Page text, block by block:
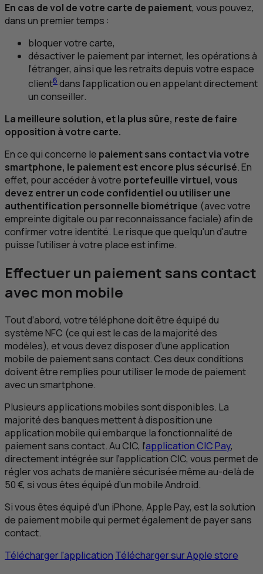
En cas de vol de votre carte de paiement, vous pouvez,
dans un premier temps :
bloquer votre carte,
désactiver le paiement par internet, les opérations à
l’étranger, ainsi que les retraits depuis votre espace
client6 dans l’application ou en appelant directement
un conseiller.
La meilleure solution, et la plus sûre, reste de faire
opposition à votre carte.
En ce qui concerne le paiement sans contact via votre
smartphone, le paiement est encore plus sécurisé. En
effet, pour accéder à votre portefeuille virtuel, vous
devez entrer un code confidentiel ou utiliser une
authentification personnelle biométrique (avec votre
empreinte digitale ou par reconnaissance faciale) afin de
confirmer votre identité. Le risque que quelqu'un d'autre
puisse l'utiliser à votre place est infime.
Effectuer un paiement sans contact
avec mon mobile
Tout d’abord, votre téléphone doit être équipé du
systèmeNFC (ce qui est le cas de la majorité des
modèles), et vous devez disposer d’une application
mobile de paiement sans contact. Ces deux conditions
doivent être remplies pour utiliser le mode de paiement
avec un smartphone.
Plusieurs applications mobiles sont disponibles. La
majorité des banques mettent à disposition une
application mobile qui embarque la fonctionnalité de
paiement sans contact. AuCIC, l’applicationCICPay,
directement intégrée sur l’applicationCIC, vous permet de
régler vos achats de manière sécurisée même au-delà de
50 €, si vous êtes équipé d’un mobile Android.
Si vous êtes équipé d’un iPhone, Apple Pay, est la solution
de paiement mobile qui permet également de payer sans
contact.
Télécharger l'application Télécharger sur Apple store